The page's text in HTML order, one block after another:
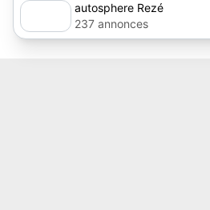
autosphere Rezé
237 annonces